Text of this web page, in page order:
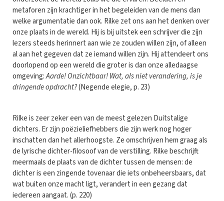
metaforen zijn krachtiger in het begeleiden van de mens dan
welke argumentatie dan ook. Rilke zet ons aan het denken over
onze plaats in de wereld. Hij is bij uitstek een schrijver die zijn
lezers steeds herinnert aan wie ze zouden willen zijn, of alleen
al aan het gegeven dat ze iemand willen zijn. Hij attendeert ons
doorlopend op een wereld die groter is dan onze alledaagse
omgeving:Aarde! Onzichtbaar! Wat, als niet verandering, is je
dringende opdracht?(Negende elegie, p. 23)
Rilke is zeer zeker een van de meest gelezen Duitstalige
dichters. Er zijn poëzieliefhebbers die zijn werk nog hoger
inschatten dan het allerhoogste. Ze omschrijven hem graag als
de lyrische dichter-filosoof van de verstilling. Rilke beschrijft
meermaals de plaats van de dichter tussen de mensen: de
dichter is een zingende tovenaar die iets onbeheersbaars, dat
wat buiten onze macht ligt, verandert in een gezang dat
iedereen aangaat. (p. 220)